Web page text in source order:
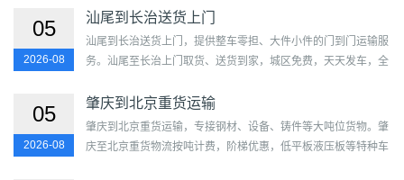
装...
05
2026-08
汕尾到长治送货上门
汕尾到长治送货上门，提供整车零担、大件小件的门到门运输服
务。汕尾至长治上门取货、送货到家，城区免费，天天发车，全
05
2026-08
肇庆到北京重货运输
肇庆到北京重货运输，专接钢材、设备、铸件等大吨位货物。肇
庆至北京重货物流按吨计费，阶梯优惠，低平板液压板等特种车